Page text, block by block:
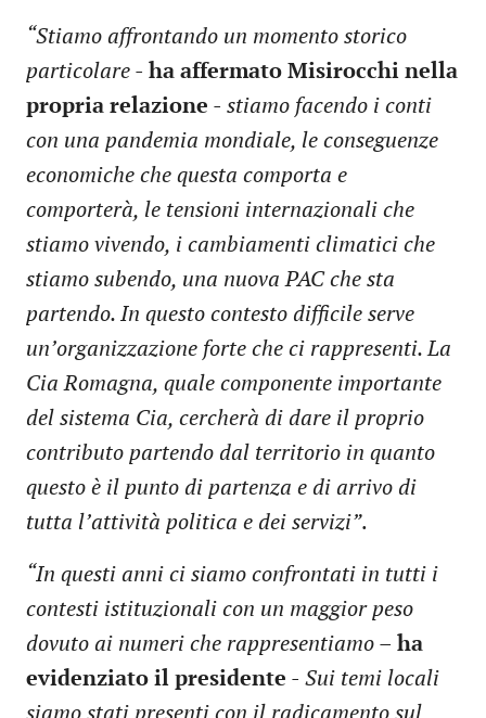
“Stiamo affrontando un momento storico
particolare - ha affermato Misirocchi nella
propria relazione - stiamo facendo i conti
con una pandemia mondiale, le conseguenze
economiche che questa comporta e
comporterà, le tensioni internazionali che
stiamo vivendo, i cambiamenti climatici che
stiamo subendo, una nuova PAC che sta
partendo. In questo contesto difficile serve
un’organizzazione forte che ci rappresenti. La
Cia Romagna, quale componente importante
del sistema Cia, cercherà di dare il proprio
contributo partendo dal territorio in quanto
questo è il punto di partenza e di arrivo di
tutta l’attività politica e dei servizi”.
“In questi anni ci siamo confrontati in tutti i
contesti istituzionali con un maggior peso
dovuto ai numeri che rappresentiamo – ha
evidenziato il presidente - Sui temi locali